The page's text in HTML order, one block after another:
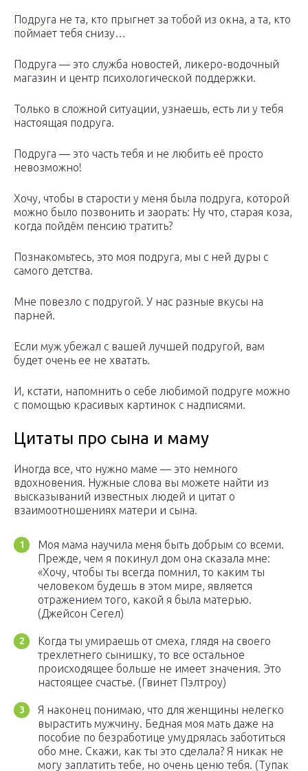
Подруга не та, кто прыгнет за тобой из окна, а та, кто
поймает тебя снизу…
Подруга — это служба новостей, ликеро-водочный
магазин и центр психологической поддержки.
Только в сложной ситуации, узнаешь, есть ли у тебя
настоящая подруга.
Подруга ― это часть тебя и не любить её просто
невозможно!
Хочу, чтобы в старости у меня была подруга, которой
можно было позвонить и заорать: Ну что, старая коза,
когда пойдём пенсию тратить?
Познакомьтесь, это моя подруга, мы с ней дуры с
самого детства.
Мне повезло с подругой. У нас разные вкусы на
парней.
Если муж убежал с вашей лучшей подругой, вам
будет очень ее не хватать.
И, кстати, напомнить о себе любимой подруге можно
с помощью красивых картинок с надписями.
Цитаты про сына и маму
Иногда все, что нужно маме — это немного
вдохновения. Нужные слова вы можете найти из
высказываний известных людей и цитат о
взаимоотношениях матери и сына.
Моя мама научила меня быть добрым со всеми.
Прежде, чем я покинул дом она сказала мне:
«Хочу, чтобы ты всегда помнил, то каким ты
человеком будешь в этом мире, является
отражением того, какой я была матерью.
(Джейсон Сегел)
Когда ты умираешь от смеха, глядя на своего
трехлетнего сынишку, то все остальное
происходящее больше не имеет значения. Это
настоящее счастье. (Гвинет Пэлтроу)
Я наконец понимаю, что для женщины нелегко
вырастить мужчину. Бедная моя мать даже на
пособие по безработице умудрялась заботиться
обо мне. Скажи, как ты это сделала? Я никак не
могу заплатить тебе, но очень ценю тебя. (Тупак